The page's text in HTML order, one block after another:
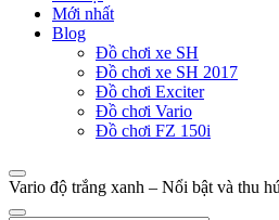
Mới nhất
Blog
Đồ chơi xe SH
Đồ chơi xe SH 2017
Đồ chơi Exciter
Đồ chơi Vario
Đồ chơi FZ 150i
Vario độ trắng xanh – Nổi bật và thu